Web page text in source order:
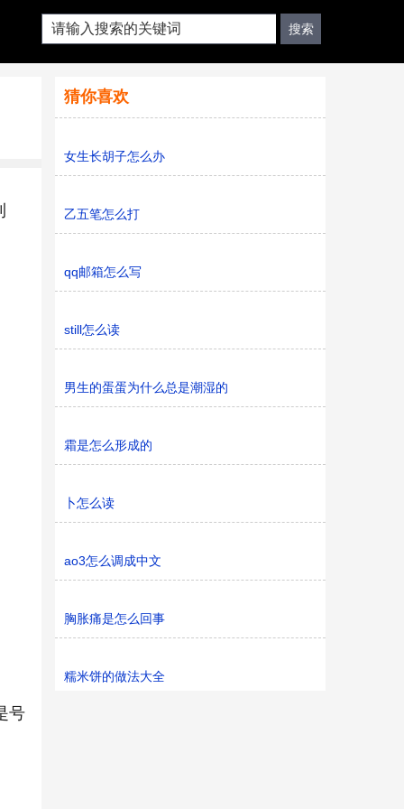
号
猜你喜欢
女生长胡子怎么办
乙五笔怎么打
qq邮箱怎么写
still怎么读
男生的蛋蛋为什么总是潮湿的
霜是怎么形成的
卜怎么读
ao3怎么调成中文
胸胀痛是怎么回事
糯米饼的做法大全